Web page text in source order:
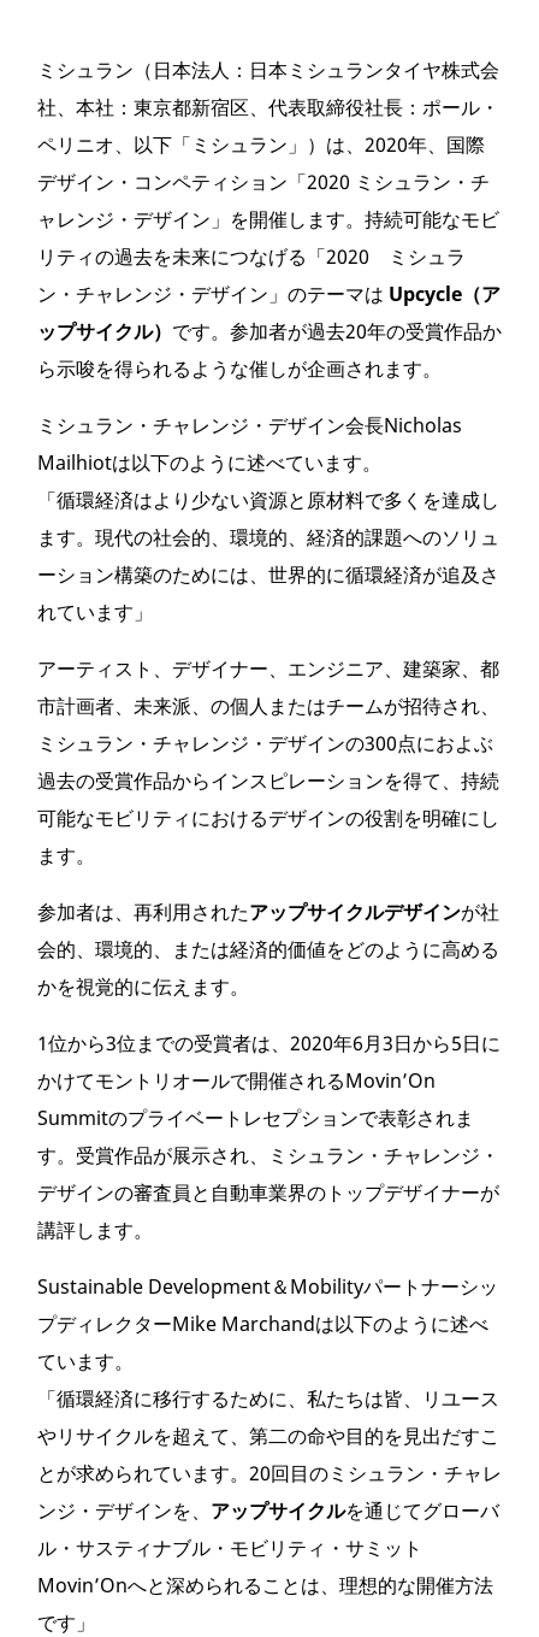
ミシュラン（日本法人：日本ミシュランタイヤ株式会
社、本社：東京都新宿区、代表取締役社長：ポール・
ペリニオ、以下「ミシュラン」）は、2020年、国際
デザイン・コンペティション「2020 ミシュラン・チ
ャレンジ・デザイン」を開催します。持続可能なモビ
リティの過去を未来につなげる「2020 ミシュラ
ン・チャレンジ・デザイン」のテーマは Upcycle（ア
ップサイクル） です。参加者が過去20年の受賞作品か
ら示唆を得られるような催しが企画されます。
ミシュラン・チャレンジ・デザイン会長Nicholas
Mailhiotは以下のように述べています。
「循環経済はより少ない資源と原材料で多くを達成し
ます。現代の社会的、環境的、経済的課題へのソリュ
ーション構築のためには、世界的に循環経済が追及さ
れています」
アーティスト、デザイナー、エンジニア、建築家、都
市計画者、未来派、の個人またはチームが招待され、
ミシュラン・チャレンジ・デザインの300点におよぶ
過去の受賞作品からインスピレーションを得て、持続
可能なモビリティにおけるデザインの役割を明確にし
ます。
参加者は、再利用されたアップサイクルデザインが社
会的、環境的、または経済的価値をどのように高める
かを視覚的に伝えます。
1位から3位までの受賞者は、2020年6月3日から5日に
かけてモントリオールで開催されるMovin’On
Summitのプライベートレセプションで表彰されま
す。受賞作品が展示され、ミシュラン・チャレンジ・
デザインの審査員と自動車業界のトップデザイナーが
講評します。
Sustainable Development＆Mobilityパートナーシッ
プディレクターMike Marchandは以下のように述べ
ています。
「循環経済に移行するために、私たちは皆、リユース
やリサイクルを超えて、第二の命や目的を見出だすこ
とが求められています。20回目のミシュラン・チャレ
ンジ・デザインを、 アップサイクルを通じてグローバ
ル・サスティナブル・モビリティ・サミット
Movin’Onへと深められることは、理想的な開催方法
です」